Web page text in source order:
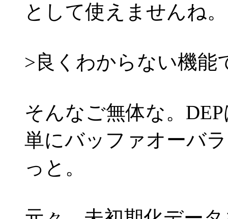
として使えませんね。
>良くわからない機能
そんなご無体な。
単にバッファオーバ
っと。